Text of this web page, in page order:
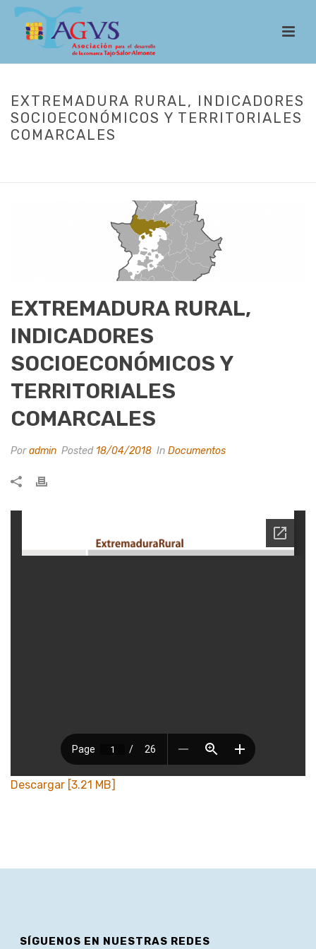
EXTREMADURA RURAL, INDICADORES
SOCIOECONÓMICOS Y TERRITORIALES
COMARCALES
EXTREMADURA RURAL,
INDICADORES
SOCIOECONÓMICOS Y
TERRITORIALES
COMARCALES
Poradmin Posted 18/04/2018 In Documentos
Descargar [3.21 MB]
SÍGUENOS EN NUESTRAS REDES